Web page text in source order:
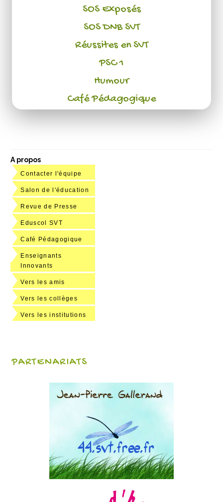
SOS Exposés
SOS DNB SVT
Réussites en SVT
PSC 1
Humour
Café Pédagogique
A propos
Contacter l'équipe
Salon de l'éducation
Revue de Presse
Eduscol SVT
Café Pédagogique
Enseignants
Innovants
Vers les amis
Vers les collèges
Vers les institutions
PARTENARIATS